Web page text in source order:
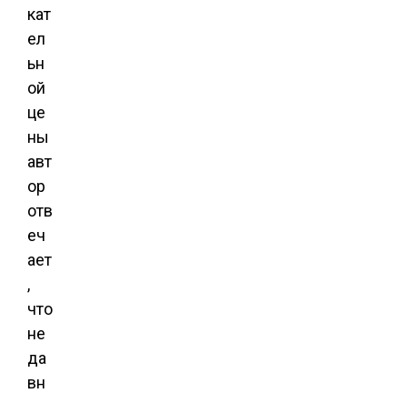
кат
ел
ьн
ой
це
ны
авт
ор
отв
еч
ает
,
что
не
да
вн